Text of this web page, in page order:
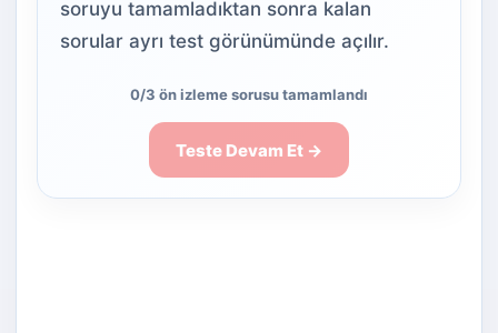
soruyu tamamladıktan sonra kalan
sorular ayrı test görünümünde açılır.
0/3 ön izleme sorusu tamamlandı
Teste Devam Et →